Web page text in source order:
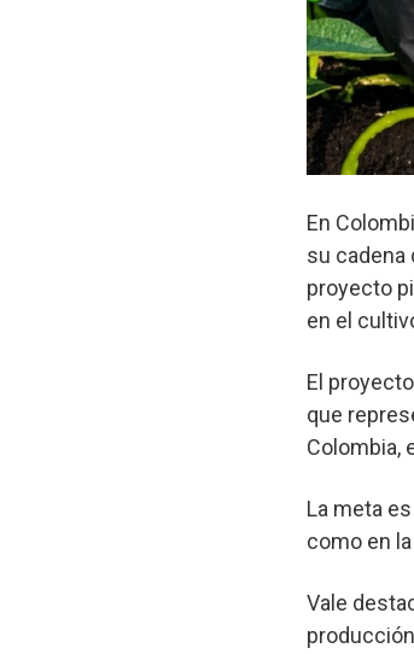
En
su cadena
proyecto
en el
El
que
Colombia,
La meta
como en
Vale